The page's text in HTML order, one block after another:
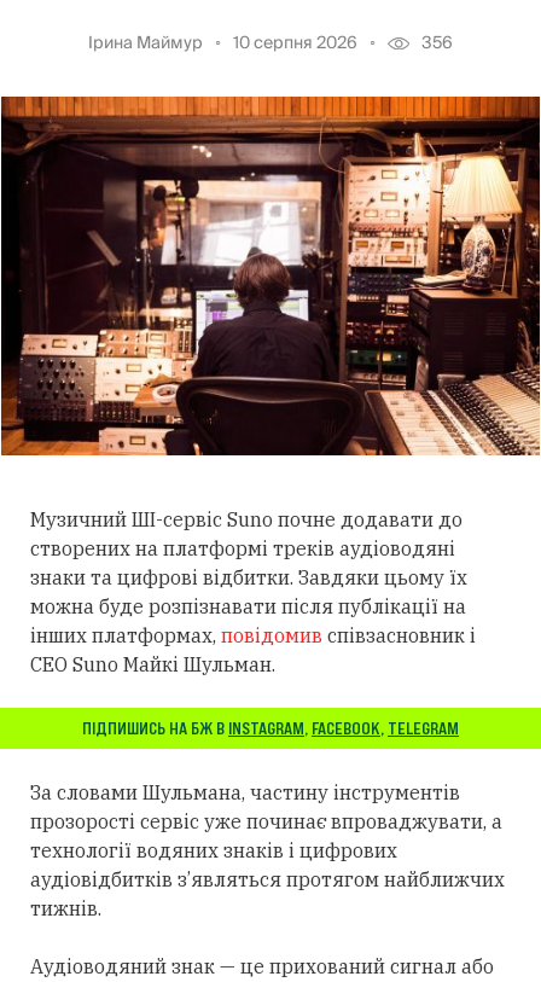
Ірина Маймур 10 серпня 2026 356
Музичний ШІ-сервіс Suno почне додавати до
створених на платформі треків аудіоводяні
знаки та цифрові відбитки. Завдяки цьому їх
можна буде розпізнавати після публікації на
інших платформах, повідомив співзасновник і
CEO Suno Майкі Шульман.
ПІДПИШИСЬ НА БЖ В INSTAGRAM, FACEBOOK, TELEGRAM
За словами Шульмана, частину інструментів
прозорості сервіс уже починає впроваджувати, а
технології водяних знаків і цифрових
аудіовідбитків з’являться протягом найближчих
тижнів.
Аудіоводяний знак — це прихований сигнал або